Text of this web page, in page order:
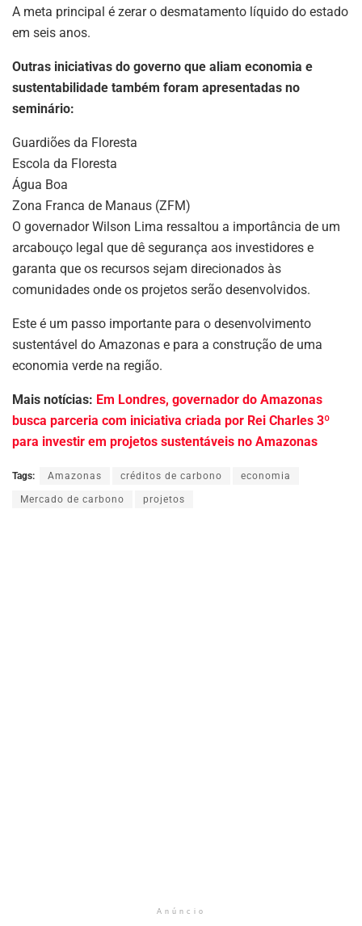
A meta principal é zerar o desmatamento líquido do estado
em seis anos.
Outras iniciativas do governo que aliam economia e
sustentabilidade também foram apresentadas no
seminário:
Guardiões da Floresta
Escola da Floresta
Água Boa
Zona Franca de Manaus (ZFM)
O governador Wilson Lima ressaltou a importância de um
arcabouço legal que dê segurança aos investidores e
garanta que os recursos sejam direcionados às
comunidades onde os projetos serão desenvolvidos.
Este é um passo importante para o desenvolvimento
sustentável do Amazonas e para a construção de uma
economia verde na região.
Mais notícias: Em Londres, governador do Amazonas
busca parceria com iniciativa criada por Rei Charles 3º
para investir em projetos sustentáveis no Amazonas
Tags: Amazonas créditos de carbono economia
Mercado de carbono projetos
Anúncio